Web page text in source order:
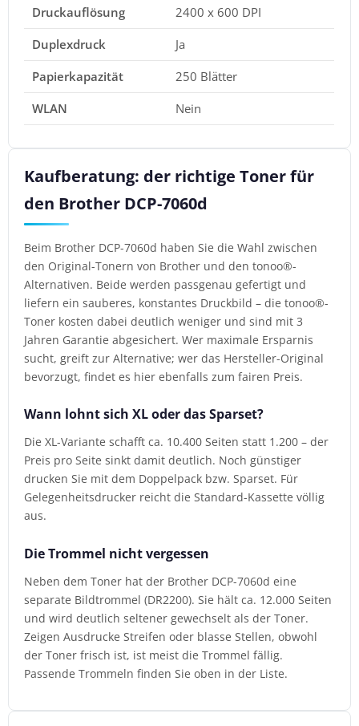
Druckauflösung
2400 x 600 DPI
Duplexdruck
Ja
Papierkapazität
250 Blätter
WLAN
Nein
Kaufberatung: der richtige Toner für
den Brother DCP-7060d
Beim Brother DCP-7060d haben Sie die Wahl zwischen
den Original-Tonern von Brother und den tonoo®-
Alternativen. Beide werden passgenau gefertigt und
liefern ein sauberes, konstantes Druckbild – die tonoo®-
Toner kosten dabei deutlich weniger und sind mit 3
Jahren Garantie abgesichert. Wer maximale Ersparnis
sucht, greift zur Alternative; wer das Hersteller-Original
bevorzugt, findet es hier ebenfalls zum fairen Preis.
Wann lohnt sich XL oder das Sparset?
Die XL-Variante schafft ca. 10.400 Seiten statt 1.200 – der
Preis pro Seite sinkt damit deutlich. Noch günstiger
drucken Sie mit dem Doppelpack bzw. Sparset. Für
Gelegenheitsdrucker reicht die Standard-Kassette völlig
aus.
Die Trommel nicht vergessen
Neben dem Toner hat der Brother DCP-7060d eine
separate Bildtrommel (DR2200). Sie hält ca. 12.000 Seiten
und wird deutlich seltener gewechselt als der Toner.
Zeigen Ausdrucke Streifen oder blasse Stellen, obwohl
der Toner frisch ist, ist meist die Trommel fällig.
Passende Trommeln finden Sie oben in der Liste.